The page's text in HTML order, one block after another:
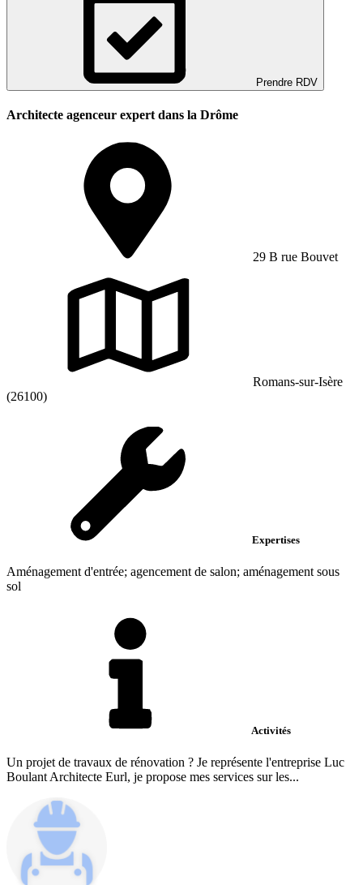
Prendre RDV
Architecte agenceur expert dans la Drôme
29 B rue Bouvet
Romans-sur-Isère
(26100)
Expertises
Aménagement d'entrée; agencement de salon; aménagement sous
sol
Activités
Un projet de travaux de rénovation ? Je représente l'entreprise Luc
Boulant Architecte Eurl, je propose mes services sur les...